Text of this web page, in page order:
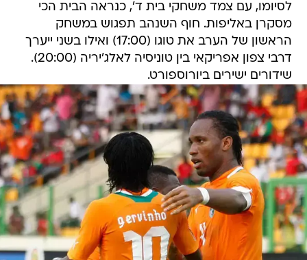
לסיומו, עם צמד משחקי בית ד', כנראה הבית הכי
מסקרן באליפות. חוף השנהב תפגוש במשחק
הראשון של הערב את טוגו (17:00) ואילו בשני ייערך
דרבי צפון אפריקאי בין טוניסיה לאלג'יריה (20:00).
שידורים ישירים ביורוספורט.